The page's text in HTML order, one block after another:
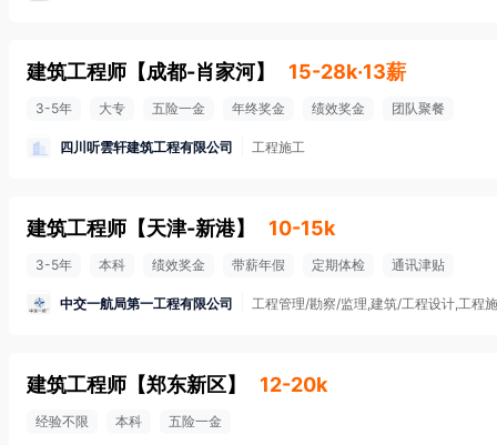
建筑工程师 【成都-肖家河】 15-28k·13薪
3-5年 大专 五险一金 年终奖金 绩效奖金 团队聚餐
四川听雲轩建筑工程有限公司 工程施工
建筑工程师 【天津-新港】 10-15k
3-5年 本科 绩效奖金 带薪年假 定期体检 通讯津贴
中交一航局第一工程有限公司 工程管理/勘察/监理,建筑/工程设计,工程
建筑工程师 【郑东新区】 12-20k
经验不限 本科 五险一金